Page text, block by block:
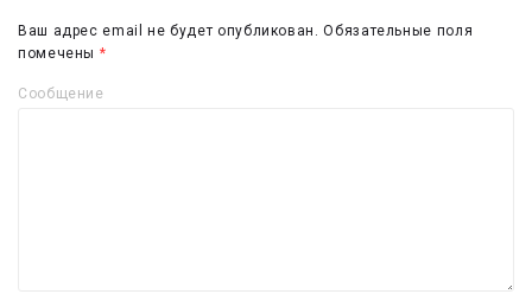
Ваш адрес email не будет опубликован.
Обязательные поля
помечены *
Сообщение